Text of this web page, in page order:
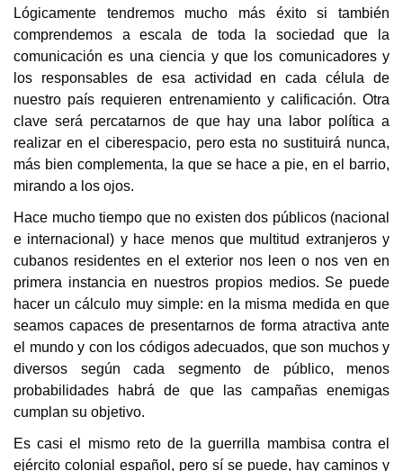
Lógicamente tendremos mucho más éxito si también
comprendemos a escala de toda la sociedad que la
comunicación es una ciencia y que los comunicadores y
los responsables de esa actividad en cada célula de
nuestro país requieren entrenamiento y calificación. Otra
clave será percatarnos de que hay una labor política a
realizar en el ciberespacio, pero esta no sustituirá nunca,
más bien complementa, la que se hace a pie, en el barrio,
mirando a los ojos.
Hace mucho tiempo que no existen dos públicos (nacional
e internacional) y hace menos que multitud extranjeros y
cubanos residentes en el exterior nos leen o nos ven en
primera instancia en nuestros propios medios. Se puede
hacer un cálculo muy simple: en la misma medida en que
seamos capaces de presentarnos de forma atractiva ante
el mundo y con los códigos adecuados, que son muchos y
diversos según cada segmento de público, menos
probabilidades habrá de que las campañas enemigas
cumplan su objetivo.
Es casi el mismo reto de la guerrilla mambisa contra el
ejército colonial español, pero sí se puede, hay caminos y